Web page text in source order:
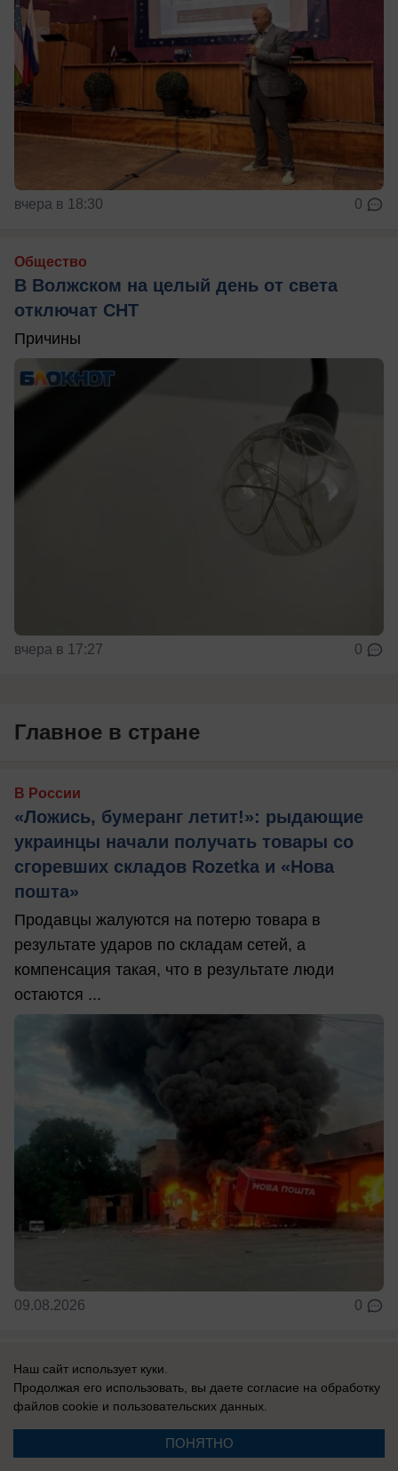
вчера в 18:30 0
Общество
В Волжском на целый день от света
отключат СНТ
Причины
вчера в 17:27 0
Главное в стране
В России
«Ложись, бумеранг летит!»: рыдающие
украинцы начали получать товары со
сгоревших складов Rozetka и «Нова
пошта»
Продавцы жалуются на потерю товара в
результате ударов по складам сетей, а
компенсация такая, что в результате люди
остаются ...
09.08.2026 0
В России
ВС РФ уничтожают мосты противника:
Одессу отрезают от снабжения
Армия России режет пути снабжения противника.
Наш сайт использует куки.
Продолжая его использовать, вы даете согласие на обработку
файлов cookie и пользовательских данных.
ПОНЯТНО